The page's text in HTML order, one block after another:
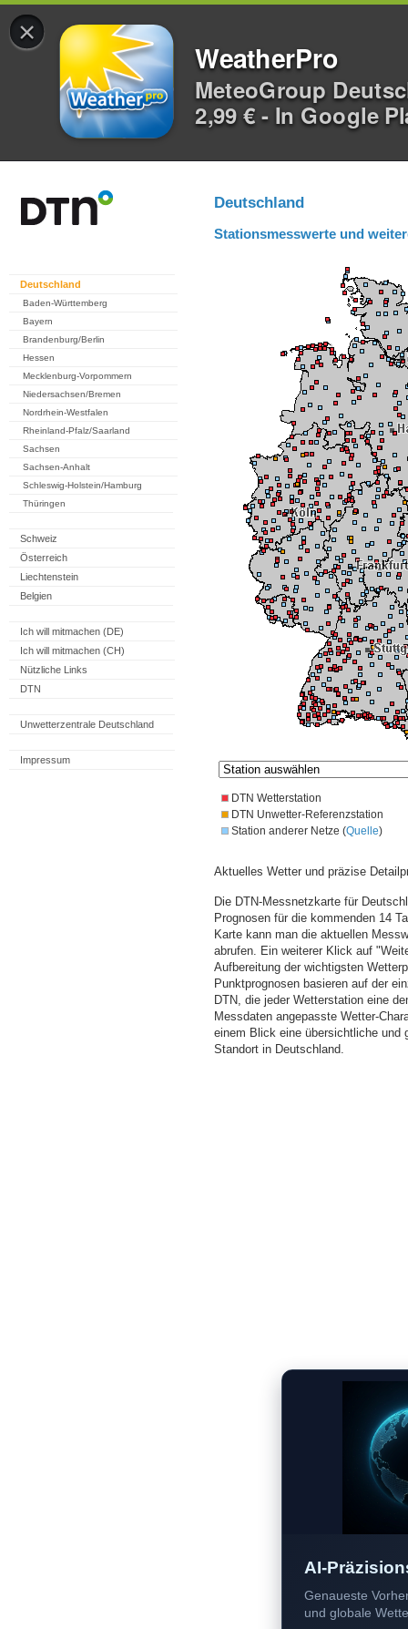
×
WeatherPro
MeteoGroup
2,99 € - In Google
Deutschland
Baden-Württemberg
Bayern
Brandenburg/Berlin
Hessen
Mecklenburg-Vorpommern
Niedersachsen/Bremen
Nordrhein-Westfalen
Rheinland-Pfalz/Saarland
Sachsen
Sachsen-Anhalt
Schleswig-Holstein/Hamburg
Thüringen
Schweiz
Österreich
Liechtenstein
Belgien
Ich will mitmachen (DE)
Ich will mitmachen (CH)
Nützliche Links
DTN
Unwetterzentrale Deutschland
Impressum
Deutschland
Stationsmesswerte und
DTN Wetterstation
DTN Unwetter-Referenzstation
Station anderer Netze (Quelle)
Aktuelles Wetter und präzise
Die DTN-Messnetzkarte für
Prognosen für die kommenden 14
Karte kann man die aktuellen
abrufen. Ein weiterer Klick auf
Aufbereitung der wichtigsten
Punktprognosen basieren auf der
DTN, die jeder Wetterstation eine
Messdaten angepasste Wetter-
einem Blick eine übersichtliche und
Standort in Deutschland.
AI-
Genaueste
und globale